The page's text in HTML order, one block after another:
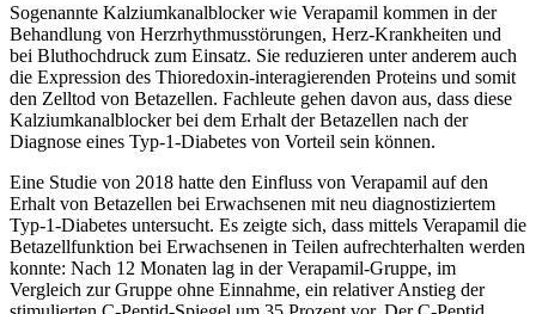
Sogenannte Kalziumkanalblocker wie Verapamil kommen in der
Behandlung von Herzrhythmusstörungen, Herz-Krankheiten und
bei Bluthochdruck zum Einsatz. Sie reduzieren unter anderem auch
die Expression des Thioredoxin-interagierenden Proteins und somit
den Zelltod von Betazellen. Fachleute gehen davon aus, dass diese
Kalziumkanalblocker bei dem Erhalt der Betazellen nach der
Diagnose eines Typ-1-Diabetes von Vorteil sein können.
Eine Studie von 2018 hatte den Einfluss von Verapamil auf den
Erhalt von Betazellen bei Erwachsenen mit neu diagnostiziertem
Typ-1-Diabetes untersucht. Es zeigte sich, dass mittels Verapamil die
Betazellfunktion bei Erwachsenen in Teilen aufrechterhalten werden
konnte: Nach 12 Monaten lag in der Verapamil-Gruppe, im
Vergleich zur Gruppe ohne Einnahme, ein relativer Anstieg der